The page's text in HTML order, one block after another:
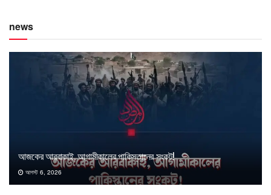
news
আজকের আরবাকাই, আগামীকালের পাকিস্তানের সংকট!
আগস্ট 6, 2026